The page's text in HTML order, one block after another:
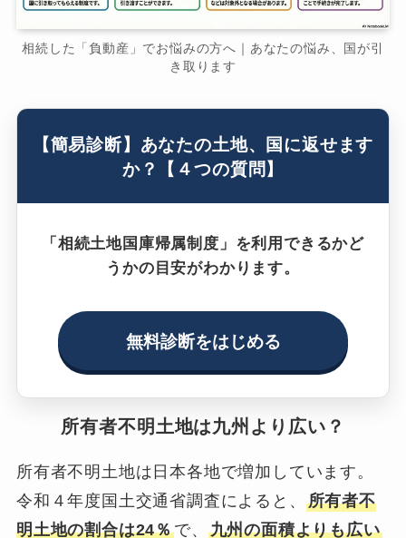
相続した「負動産」でお悩みの方へ｜あなたの悩み、国が引
き取ります
【簡易診断】あなたの土地、国に返せます
か？【４つの質問】
「相続土地国庫帰属制度」を利用できるかど
うかの目安がわかります。
無料診断をはじめる
所有者不明土地は九州より広い？
所有者不明土地は日本各地で増加しています。
令和４年度国土交通省調査によると、 所有者不
明土地の割合は24％で、 九州の面積よりも広い